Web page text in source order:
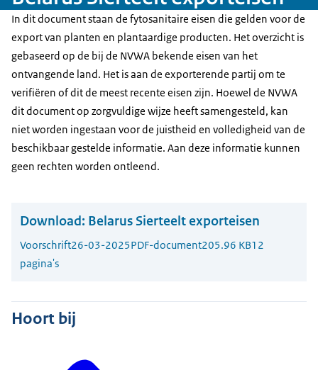
In dit document staan de fytosanitaire eisen die gelden voor de
export van planten en plantaardige producten. Het overzicht is
gebaseerd op de bij de NVWA bekende eisen van het
ontvangende land. Het is aan de exporterende partij om te
verifiëren of dit de meest recente eisen zijn. Hoewel de NVWA
dit document op zorgvuldige wijze heeft samengesteld, kan
niet worden ingestaan voor de juistheid en volledigheid van de
beschikbaar gestelde informatie. Aan deze informatie kunnen
geen rechten worden ontleend.
Download: Belarus Sierteelt exporteisen
Voorschrift26-03-2025PDF-document205.96 KB12
pagina's
Hoort bij